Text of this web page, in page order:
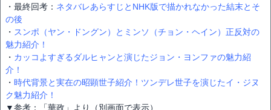
・最終回考： ネタバレあらすじとNHK版で描かれなかった結末とそ
の後
・ スンポ（ヤン・ドングン）とミンソ（チョン・ヘイン）正反対の
魅力紹介！
・ カッコよすぎるダルヒャンと演じたジョン・ヨンファの魅力紹
介！
・ 時代背景と実在の昭顕世子紹介！ツンデレ世子を演じたイ・ジヌ
ク魅力紹介！
▼参考：「華政」より（別画面で表示）